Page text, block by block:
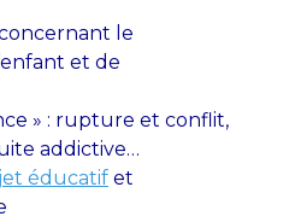
le
et de
» : rupture et conflit,
addictive…
éducatif et